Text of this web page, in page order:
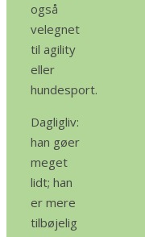
også
velegnet
til agility
eller
hundesport.
Dagligliv:
han gøer
meget
lidt; han
er mere
tilbøjelig